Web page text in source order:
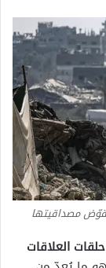
مصداقيتها
العلاقات